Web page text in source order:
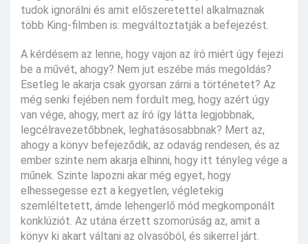
tudok ignorálni és amit előszeretettel alkalmaznak
több King-filmben is: megváltoztatják a befejezést.
A kérdésem az lenne, hogy vajon az író miért úgy fejezi
be a művét, ahogy? Nem jut eszébe más megoldás?
Esetleg le akarja csak gyorsan zárni a történetet? Az
még senki fejében nem fordult meg, hogy azért úgy
van vége, ahogy, mert az író így látta legjobbnak,
legcélravezetőbbnek, leghatásosabbnak? Mert az,
ahogy a könyv befejeződik, az odavág rendesen, és az
ember szinte nem akarja elhinni, hogy itt tényleg vége a
műnek. Szinte lapozni akar még egyet, hogy
elhessegesse ezt a kegyetlen, végletekig
szemléltetett, ámde lehengerlő mód megkomponált
konklúziót. Az utána érzett szomorúság az, amit a
könyv ki akart váltani az olvasóból, és sikerrel járt.